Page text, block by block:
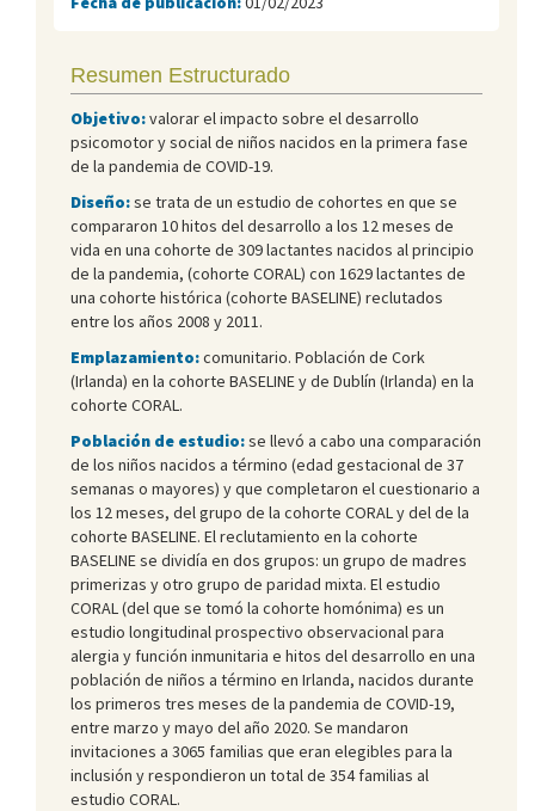
Resumen Estructurado
Objetivo:valorar el impacto sobre el desarrollo
psicomotor y social de niños nacidos en la primera fase
de la pandemia de COVID-19.
Diseño:se trata de un estudio de cohortes en que se
compararon 10 hitos del desarrollo a los 12 meses de
vida en una cohorte de 309 lactantes nacidos al principio
de la pandemia, (cohorte CORAL) con 1629 lactantes de
una cohorte histórica (cohorte BASELINE) reclutados
entre los años 2008 y 2011.
Emplazamiento:comunitario. Población de Cork
(Irlanda) en la cohorte BASELINE y de Dublín (Irlanda) en la
cohorte CORAL.
Población de estudio:se llevó a cabo una comparación
de los niños nacidos a término (edad gestacional de 37
semanas o mayores) y que completaron el cuestionario a
los 12 meses, del grupo de la cohorte CORAL y del de la
cohorte BASELINE. El reclutamiento en la cohorte
BASELINE se dividía en dos grupos: un grupo de madres
primerizas y otro grupo de paridad mixta. El estudio
CORAL (del que se tomó la cohorte homónima) es un
estudio longitudinal prospectivo observacional para
alergia y función inmunitaria e hitos del desarrollo en una
población de niños a término en Irlanda, nacidos durante
los primeros tres meses de la pandemia de COVID-19,
entre marzo y mayo del año 2020. Se mandaron
invitaciones a 3065 familias que eran elegibles para la
inclusión y respondieron un total de 354 familias al
estudio CORAL.